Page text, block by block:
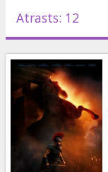
Pasākumi
Ziņas
Dāvanu
kartes
Atrasts: 12